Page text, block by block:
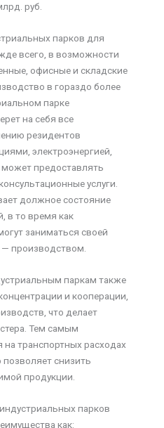
руб.
парков для
всего, в возможности
офисные и складские
в гораздо более
парке
на себя все
резидентов
электроэнергией,
предоставлять
услуги.
должное состояние
в то время как
заниматься своей
производством.
паркам также
и кооперации,
что делает
Тем самым
транспортных расходах
позволяет снизить
продукции.
парков
как: